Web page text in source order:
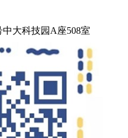
大科技园A座508室